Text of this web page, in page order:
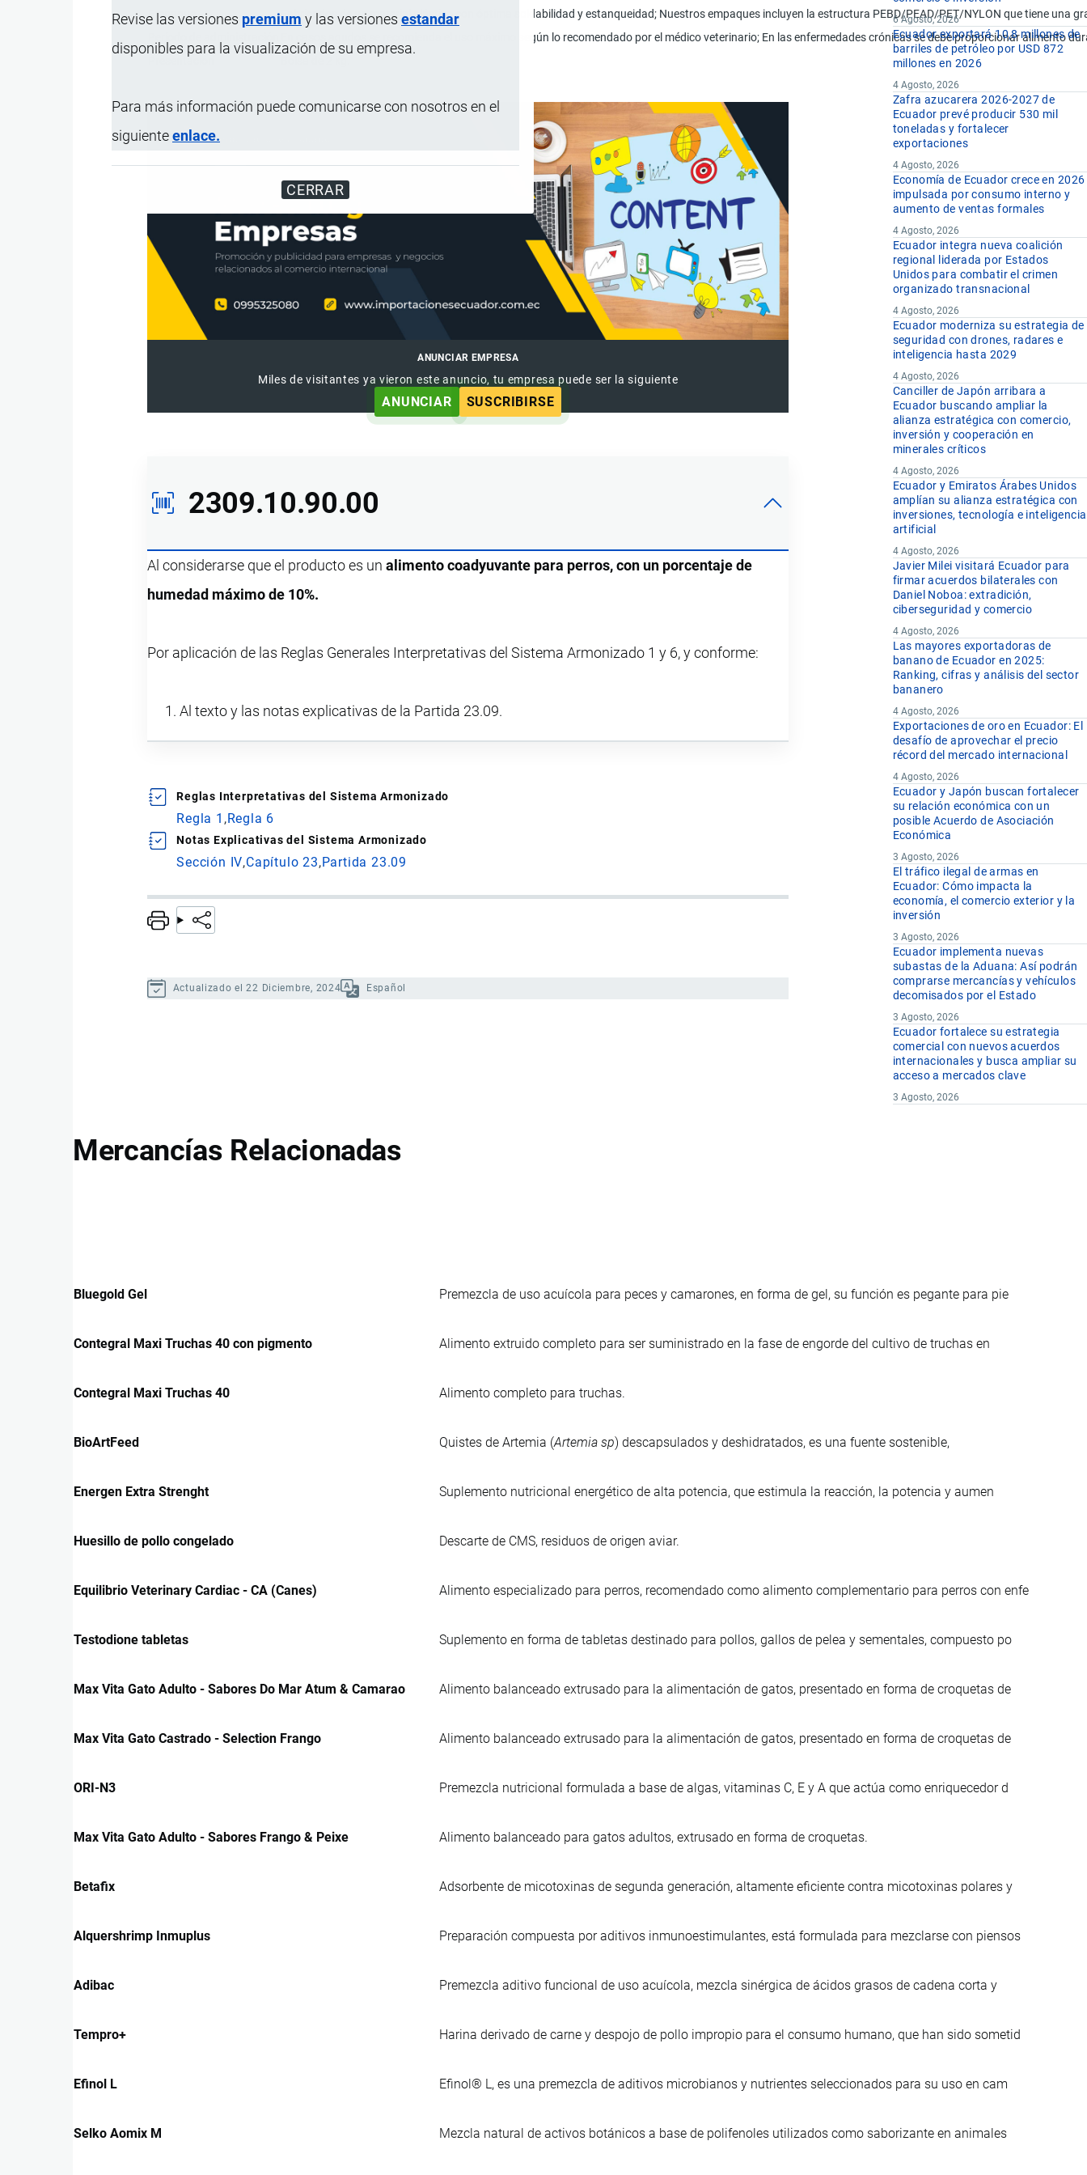
Revise las versiones premium y las versiones estandar
disponibles para la visualización de su empresa.
Para más información puede comunicarse con nosotros en el
siguienteenlace.
CERRAR
Empaque
Fabricados de un material plástico con óptima soldabilidad y estanqueidad; Nuestros empaques incluyen la estructura PEBD/PEAD/PET/NYLON que tiene una
En casos agudos se recomienda el uso máximo según lo recomendado por el médico veterinario; En las enfermedades crónicas se debe proporcionar
Presentación
ANUNCIAR EMPRESA
Miles de visitantes ya vieron este anuncio, tu empresa puede ser la siguiente
ANUNCIAR SUSCRIBIRSE
2309.10.90.00
Al considerarse que el producto es unalimento coadyuvante para perros, con un porcentaje de
humedad máximo de 10%.
Por aplicación de las Reglas Generales Interpretativas del Sistema Armonizado 1 y 6, y conforme:
Al texto y las notas explicativas de la Partida 23.09.
Reglas Interpretativas del Sistema Armonizado
Regla 1 Regla 6
Notas Explicativas del Sistema Armonizado
Sección IV Capítulo 23 Partida 23.09
Actualizado el 22 Diciembre, 2024 Español
6 Agosto, 2026
Ecuador exportará 10,8 millones de
barriles de petróleo por USD 872
millones en 2026
4 Agosto, 2026
Zafra azucarera 2026-2027 de
Ecuador prevé producir 530 mil
toneladas y fortalecer
exportaciones
4 Agosto, 2026
Economía de Ecuador crece en 2026
impulsada por consumo interno y
aumento de ventas formales
4 Agosto, 2026
Ecuador integra nueva coalición
regional liderada por Estados
Unidos para combatir el crimen
organizado transnacional
4 Agosto, 2026
Ecuador moderniza su estrategia de
seguridad con drones, radares e
inteligencia hasta 2029
4 Agosto, 2026
Canciller de Japón arribara a
Ecuador buscando ampliar la
alianza estratégica con comercio,
inversión y cooperación en
minerales críticos
4 Agosto, 2026
Ecuador y Emiratos Árabes Unidos
amplían su alianza estratégica con
inversiones, tecnología e inteligencia
artificial
4 Agosto, 2026
Javier Milei visitará Ecuador para
firmar acuerdos bilaterales con
Daniel Noboa: extradición,
ciberseguridad y comercio
4 Agosto, 2026
Las mayores exportadoras de
banano de Ecuador en 2025:
Ranking, cifras y análisis del sector
bananero
4 Agosto, 2026
Exportaciones de oro en Ecuador: El
desafío de aprovechar el precio
récord del mercado internacional
4 Agosto, 2026
Ecuador y Japón buscan fortalecer
su relación económica con un
posible Acuerdo de Asociación
Económica
3 Agosto, 2026
El tráfico ilegal de armas en
Ecuador: Cómo impacta la
economía, el comercio exterior y la
inversión
3 Agosto, 2026
Ecuador implementa nuevas
subastas de la Aduana: Así podrán
comprarse mercancías y vehículos
decomisados por el Estado
3 Agosto, 2026
Ecuador fortalece su estrategia
comercial con nuevos acuerdos
internacionales y busca ampliar su
acceso a mercados clave
3 Agosto, 2026
Mercancías Relacionadas
Bluegold Gel Premezcla de uso acuícola para peces y camarones, en forma de gel, su función es pegante para pie
Contegral Maxi Truchas 40 con pigmento Alimento extruido completo para ser suministrado en la fase de engorde del cultivo de truchas en
Contegral Maxi Truchas 40 Alimento completo para truchas.
BioArtFeed Quistes de Artemia (Artemia sp) descapsulados y deshidratados, es una fuente sostenible,
Energen Extra Strenght Suplemento nutricional energético de alta potencia, que estimula la reacción, la potencia y aumen
Huesillo de pollo congelado Descarte de CMS, residuos de origen aviar.
Equilibrio Veterinary Cardiac - CA (Canes) Alimento especializado para perros, recomendado como alimento complementario para perros con enfe
Testodione tabletas Suplemento en forma de tabletas destinado para pollos, gallos de pelea y sementales, compuesto po
Max Vita Gato Adulto - Sabores Do Mar Atum & Camarao Alimento balanceado extrusado para la alimentación de gatos, presentado en forma de croquetas de
Max Vita Gato Castrado - Selection Frango Alimento balanceado extrusado para la alimentación de gatos, presentado en forma de croquetas de
ORI-N3 Premezcla nutricional formulada a base de algas, vitaminas C, E y A que actúa como enriquecedor d
Max Vita Gato Adulto - Sabores Frango & Peixe Alimento balanceado para gatos adultos, extrusado en forma de croquetas.
Betafix Adsorbente de micotoxinas de segunda generación, altamente eficiente contra micotoxinas polares y
Alquershrimp Inmuplus Preparación compuesta por aditivos inmunoestimulantes, está formulada para mezclarse con piensos
Adibac Premezcla aditivo funcional de uso acuícola, mezcla sinérgica de ácidos grasos de cadena corta y
Tempro+ Harina derivado de carne y despojo de pollo impropio para el consumo humano, que han sido sometid
Efinol L Efinol® L, es una premezcla de aditivos microbianos y nutrientes seleccionados para su uso en cam
Selko Aomix M Mezcla natural de activos botánicos a base de polifenoles utilizados como saborizante en animales